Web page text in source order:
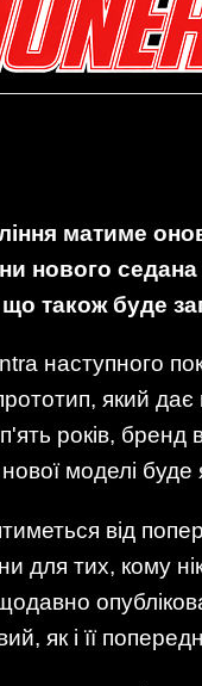
матиме
нового
також буде
наступного
який
років,
моделі буде
від
для тих, кому
як і її